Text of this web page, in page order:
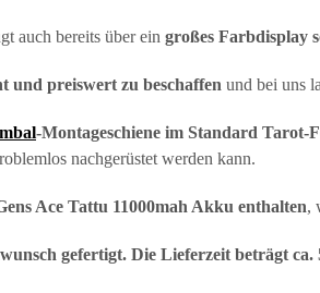
auch bereits über ein großes Farbdisplay
und preiswert zu beschaffen und bei uns
-Montageschiene im Standard
nachgerüstet werden kann.
Ace Tattu 11000mah Akku enthalten,
gefertigt. Die Lieferzeit beträgt ca.